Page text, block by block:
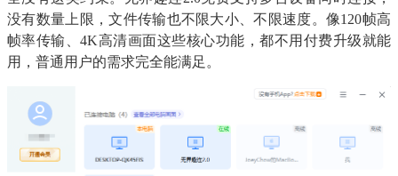
没有数量上限，文件传输也不限大小、不限速度。像120帧高
帧率传输、4K高清画面这些核心功能，都不用付费升级就能
用，普通用户的需求完全能满足。